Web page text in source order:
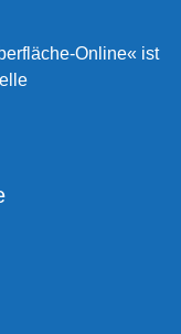
Online« ist